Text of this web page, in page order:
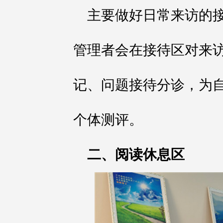
主要做好日常来访的
管理者会在接待区对来
记、问题接待分诊，为
个体测评。
二、阅读休息区